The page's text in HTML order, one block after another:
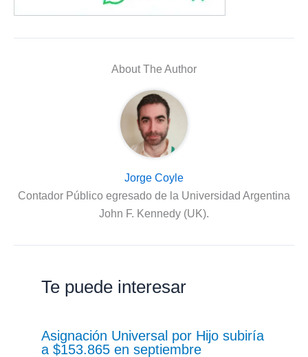
About The Author
Jorge Coyle
Contador Público egresado de la Universidad Argentina
John F. Kennedy (UK).
Te puede interesar
Asignación Universal por Hijo subiría
a $153.865 en septiembre